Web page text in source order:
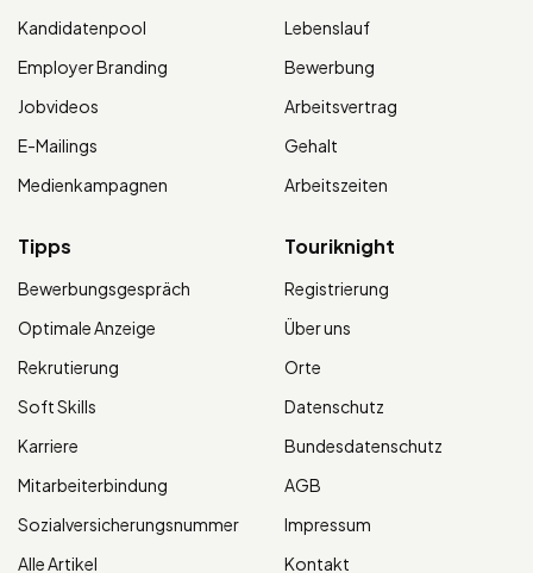
Kandidatenpool
Employer Branding
Jobvideos
E-Mailings
Medienkampagnen
Lebenslauf
Bewerbung
Arbeitsvertrag
Gehalt
Arbeitszeiten
Tipps
Bewerbungsgespräch
Optimale Anzeige
Rekrutierung
Soft Skills
Karriere
Mitarbeiterbindung
Sozialversicherungsnummer
Alle Artikel
Touriknight
Registrierung
Über uns
Orte
Datenschutz
Bundesdatenschutz
AGB
Impressum
Kontakt